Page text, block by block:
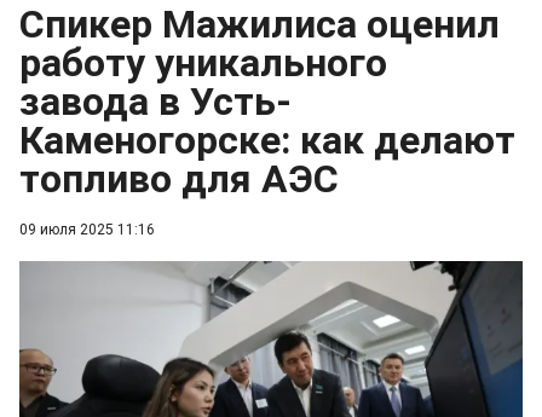
09 июля 2025 11:16
Спикер Мажилиса оценил
работу уникального
завода в Усть-
Каменогорске: как делают
топливо для АЭС